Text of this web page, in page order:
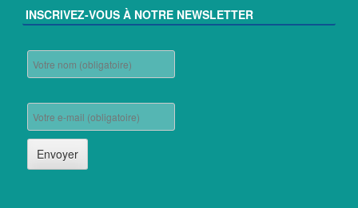
INSCRIVEZ-VOUS À NOTRE NEWSLETTER